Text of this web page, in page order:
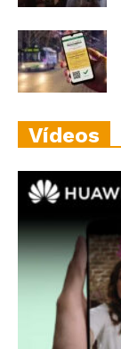
Vídeos